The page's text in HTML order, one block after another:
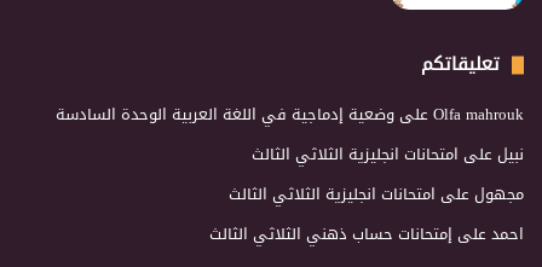
تعليقاتكم
Olfa mahroukعلى وضعية إدماجية في اللغة العربية الوحدة السادسة
نبيلعلى امتحانات انجليزية الثلاثي الثالث
مجهولعلى امتحانات انجليزية الثلاثي الثالث
احمدعلى إمتحانات حساب ذهني الثلاثي الثالث